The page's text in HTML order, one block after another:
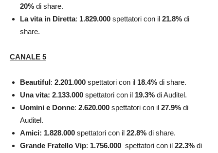
20% di share.
La vita in Diretta: 1.829.000 spettatori con il 21.8% di
share.
CANALE 5
Beautiful: 2.201.000 spettatori con il 18.4% di share.
Una vita: 2.133.000 spettatori con il 19.3% di Auditel.
Uomini e Donne: 2.620.000 spettatori con il 27.9% di
Auditel.
Amici: 1.828.000 spettatori con il 22.8% di share.
Grande Fratello Vip: 1.756.000 spettatori con il 22.3% di